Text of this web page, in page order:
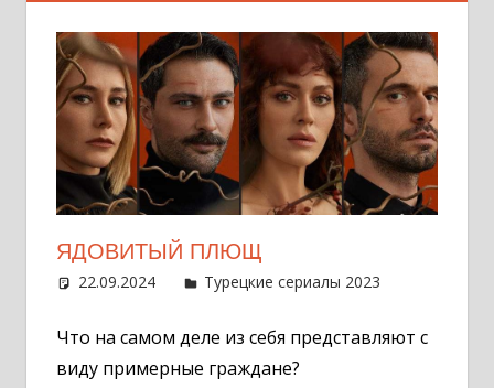
ЯДОВИТЫЙ ПЛЮЩ
22.09.2024 Администратор
Турецкие сериалы 2023
Что на самом деле из себя представляют с
виду примерные граждане?